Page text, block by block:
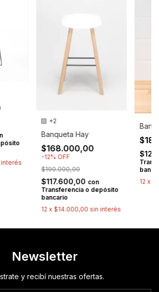
+2
Banqueta Hay
$168.000,00
-12% OFF
$190.000,00
$117.600,00 con
Transferencia o depósito
bancario
12 x $14.000,00 sin interés
12 x
Newsletter
y recibí nuestras ofertas.